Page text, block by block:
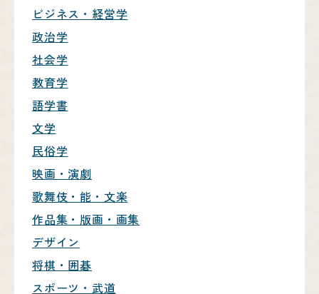
ビジネス・経営学
政治学
社会学
教育学
語学書
文学
民俗学
映画・演劇
歌舞伎・能・文楽
作品集・版画・画集
デザイン
将棋・囲碁
スポーツ・武道